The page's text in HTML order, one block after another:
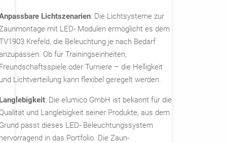
Lichtszenarien: Die Lichtsysteme zur
mit LED- Modulen ermöglicht es dem
Krefeld, die Beleuchtung je nach Bedarf
Ob für Trainingseinheiten,
oder Turniere – die Helligkeit
Lichtverteilung kann flexibel geregelt werden.
: Die elumico GmbH ist bekannt für die
und Langlebigkeit seiner Produkte, aus dem
passt dieses LED- Beleuchtungssystem
in das Portfolio. Die Zaun-